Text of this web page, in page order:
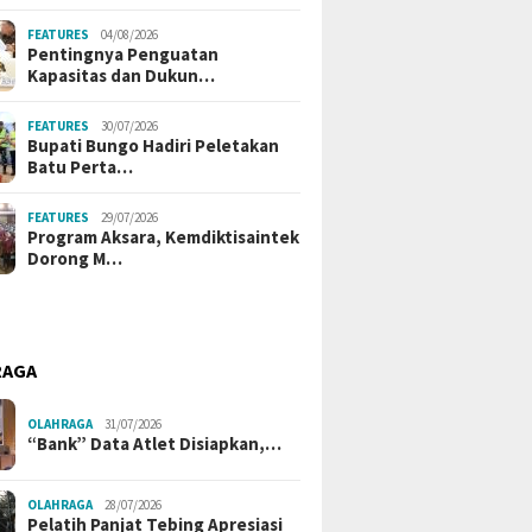
FEATURES 04/08/2026
Pentingnya Penguatan
Kapasitas dan Dukun…
FEATURES 30/07/2026
Bupati Bungo Hadiri Peletakan
Batu Perta…
FEATURES 29/07/2026
Program Aksara, Kemdiktisaintek
Dorong M…
OLAHRAGA 31/07/2026
“Bank” Data Atlet Disiapkan,…
OLAHRAGA 28/07/2026
Pelatih Panjat Tebing Apresiasi